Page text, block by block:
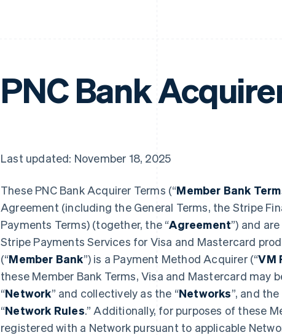
PNC Bank
Last updated: November 18, 2025
These PNC Bank Acquirer Terms (“Member Bank
Agreement (including the General Terms, the Stripe
Payments Terms) (together, the “Agreement”) and
Stripe Payments Services for Visa and Mastercard
(“Member Bank”) is a Payment Method Acquirer (“VM
these Member Bank Terms, Visa and Mastercard may
“Network” and collectively as the “Networks”, and
“Network Rules.” Additionally, for purposes of these
registered with a Network pursuant to applicable